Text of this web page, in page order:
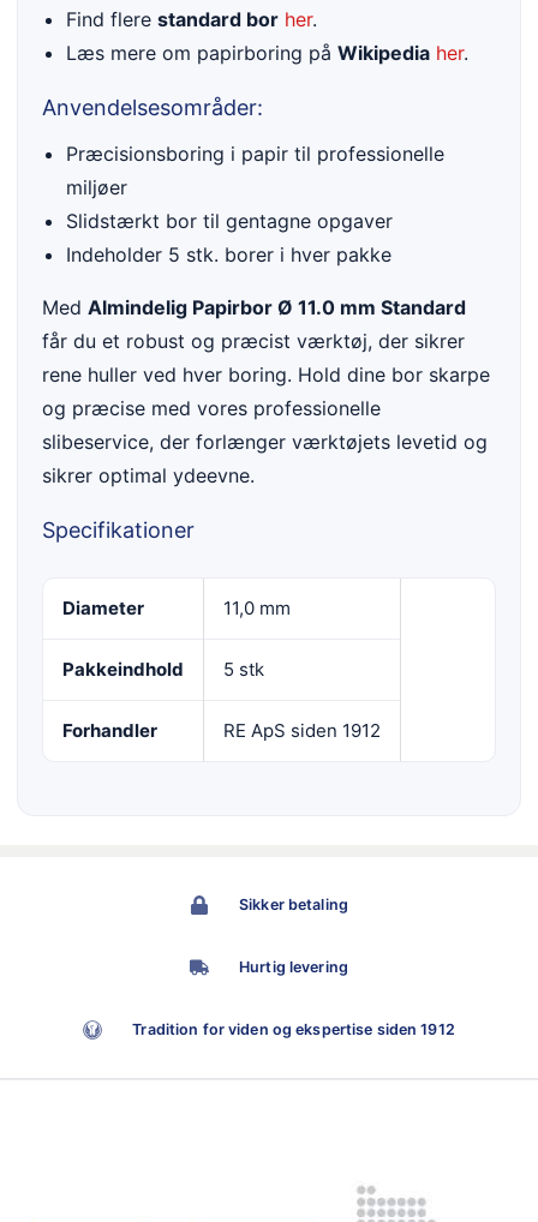
Find flere standard bor her.
Læs mere om papirboring på Wikipedia her.
Anvendelsesområder:
Præcisionsboring i papir til professionelle
miljøer
Slidstærkt bor til gentagne opgaver
Indeholder 5 stk. borer i hver pakke
Med Almindelig Papirbor Ø 11.0 mm Standard
får du et robust og præcist værktøj, der sikrer
rene huller ved hver boring. Hold dine bor skarpe
og præcise med vores professionelle
slibeservice, der forlænger værktøjets levetid og
sikrer optimal ydeevne.
Specifikationer
Diameter 11,0 mm
Pakkeindhold 5 stk
Forhandler RE ApS siden 1912
Sikker betaling
Hurtig levering
Tradition for viden og ekspertise siden 1912